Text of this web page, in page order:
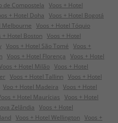
de Compostela Voos + Hotel
+ Hotel Doha Voos + Hotel Bogotá
Melbourne Voos + Hotel Tóquio
+ Hotel Boston Voos + Hotel
Voos + Hotel São Tomé Voos +
Voos + Hotel Florença Voos + Hotel
+ Hotel Milão Voos + Hotel
Voos + Hotel Tallinn Voos + Hotel
Voo + Hotel Madeira Voos + Hotel
+ Hotel Maurícias Voos + Hotel
Zelândia Voos + Hotel
Voos + Hotel Wellington Voos +